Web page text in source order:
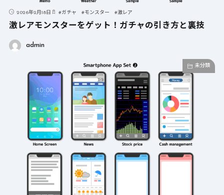
2026年2月18日 #ガチャ #モンスター #激レア
激レアモンスターをゲット！ガチャの引き方と裏技
admin
未分類